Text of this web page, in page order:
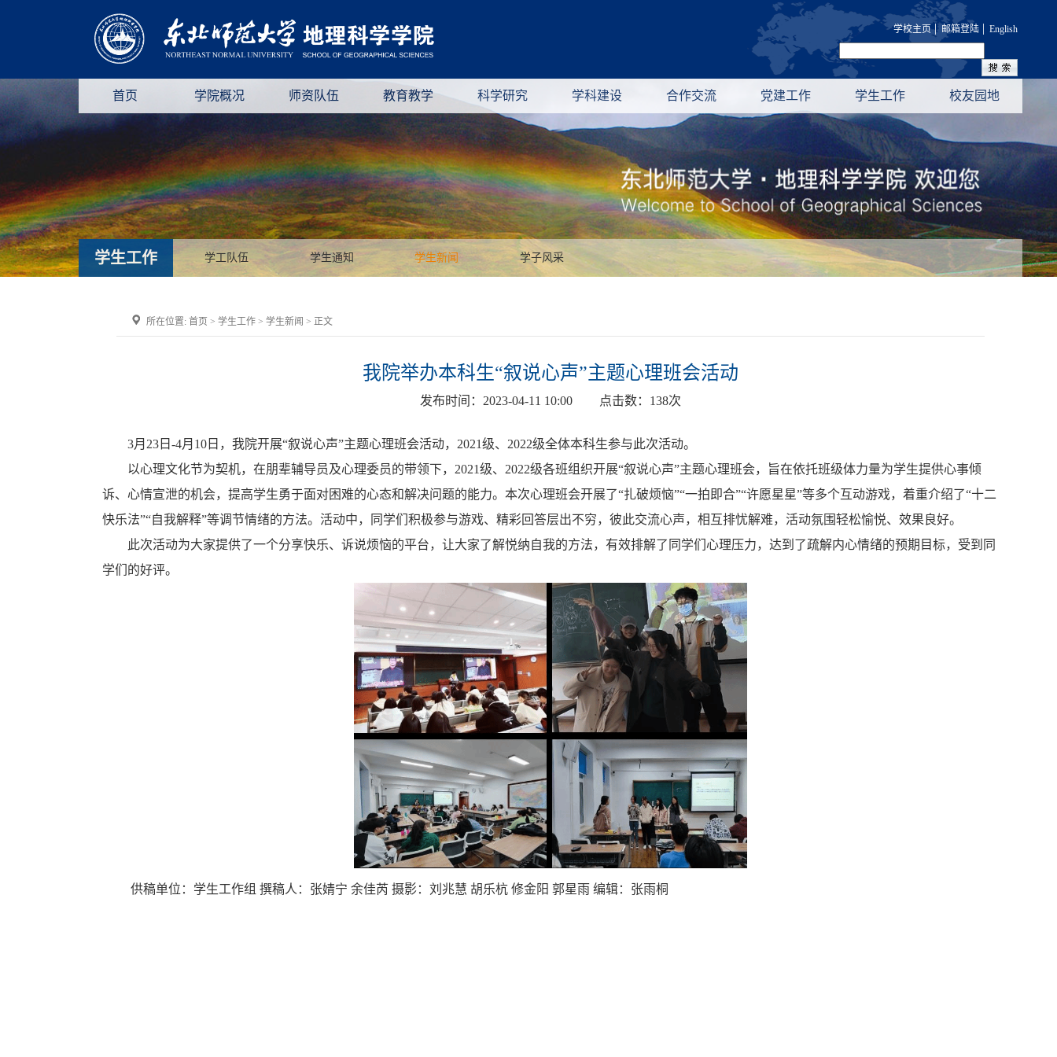
学校主页| 邮箱登陆 | English
首页 学院概况 师资队伍 教育教学 科学研究 学科建设 合作交流 党建工作 学生工作 校友园地
学生工作 学工队伍 学生通知 学生新闻 学子风采
所在位置: 首页 > 学生工作 > 学生新闻 > 正文
我院举办本科生“叙说心声”主题心理班会活动
发布时间： 2023-04-11 10:00 点击数： 138次
3月23日-4月10日， 我院开展“叙说心声”主题心理班会活动，2021级、2022级全体本科生参与此次活动。
以心理文化节为契机，在朋辈辅导员及心理委员的带领下， 2021级、2022级各班组织开展“叙说心声”主题心理班会，旨在依托班级体力量为学生提供心事倾
诉、心情宣泄的机会，提高学生勇于面对困难的心态和解决问题的能力。本次心理班会开展了“扎破烦恼”“一拍即合”“许愿星星”等多个互动游戏，着重介绍了“十二
快乐法”“自我解释”等调节情绪的方法。活动中，同学们积极参与游戏、精彩回答层出不穷，彼此交流心声，相互排忧解难，活动氛围轻松愉悦、效果良好。
此次活动为大家提供了一个分享快乐、诉说烦恼的平台，让大家了解悦纳自我的方法，有效排解了同学们心理压力，达到了疏解内心情绪的预期目标，受到同
学们的好评。
供稿单位：学生工作组 撰稿人：张婧宁 余佳芮 摄影：刘兆慧 胡乐杭 修金阳 郭星雨 编辑：张雨桐